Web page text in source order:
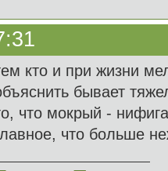
кто и при жизни
бывает
что мокрый -
что больше